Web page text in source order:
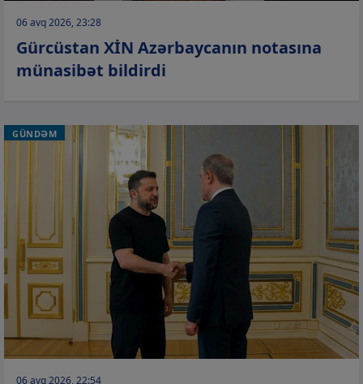
06 avq 2026, 23:28
Gürcüstan XİN Azərbaycanın notasına
münasibət bildirdi
GÜNDƏM
06 avq 2026, 22:54